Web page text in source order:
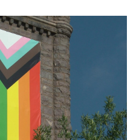
говори истину о
су се свом силином
уместо да брани то
да игра како левичари
у нади да ће
Блу Џејса. У извињењу,
изјавивши: